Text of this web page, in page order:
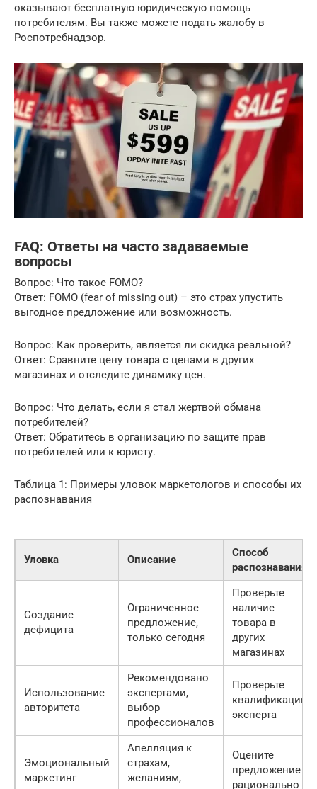
оказывают бесплатную юридическую помощь
потребителям. Вы также можете подать жалобу в
Роспотребнадзор.
FAQ: Ответы на часто задаваемые
вопросы
Вопрос: Что такое FOMO?
Ответ: FOMO (fear of missing out) – это страх упустить
выгодное предложение или возможность.
Вопрос: Как проверить, является ли скидка реальной?
Ответ: Сравните цену товара с ценами в других
магазинах и отследите динамику цен.
Вопрос: Что делать, если я стал жертвой обмана
потребителей?
Ответ: Обратитесь в организацию по защите прав
потребителей или к юристу.
Таблица 1: Примеры уловок маркетологов и способы их
распознавания
Уловка Описание
Способ
распознавания
Создание
дефицита
Ограниченное
предложение,
только сегодня
Проверьте
наличие
товара в
других
магазинах
Использование
авторитета
Рекомендовано
экспертами,
выбор
профессионалов
Проверьте
квалификацию
эксперта
Эмоциональный
маркетинг
Апелляция к
страхам,
желаниям,
Оцените
предложение
рационально